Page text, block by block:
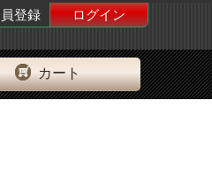
登録
ログイン
カート